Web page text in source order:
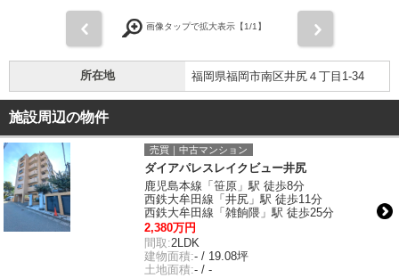
画像タップで拡大表示【1/1】
所在地 福岡県福岡市南区井尻４丁目1-34
施設周辺の物件
売買｜中古マンション
ダイアパレスレイクビュー井尻
鹿児島本線「笹原」駅 徒歩8分
西鉄大牟田線「井尻」駅 徒歩11分
西鉄大牟田線「雑餉隈」駅 徒歩25分
2,380万円
間取:2LDK
建物面積:- / 19.08坪
土地面積:- / -